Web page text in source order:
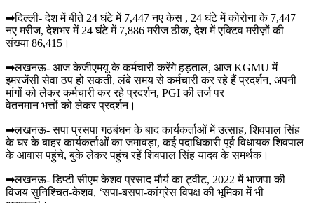
➡दिल्ली- देश में बीते 24 घंटे में 7,447 नए केस , 24 घंटे में कोरोना के 7,447
नए मरीज, देशभर में 24 घंटे में 7,886 मरीज ठीक, देश में एक्टिव मरीज़ों की
संख्या 86,415।
➡लखनऊ- आज केजीएमयू के कर्मचारी करेंगे हड़ताल, आज KGMU में
इमरजेंसी सेवा ठप हो सकती, लंबे समय से कर्मचारी कर रहे हैं प्रदर्शन, अपनी
मांगों को लेकर कर्मचारी कर रहे प्रदर्शन, PGI की तर्ज पर
वेतनमान भत्तों को लेकर प्रदर्शन।
➡लखनऊ- सपा प्रसपा गठबंधन के बाद कार्यकर्ताओं में उत्साह, शिवपाल सिंह
के घर के बाहर कार्यकर्ताओं का जमावड़ा, कई पदाधिकारी पूर्व विधायक शिवपाल
के आवास पहुंचे, बुके लेकर पहुंच रहें शिवपाल सिंह यादव के समर्थक।
➡लखनऊ- डिप्टी सीएम केशव प्रसाद मौर्य का ट्वीट, 2022 में भाजपा की
विजय सुनिश्चित-केशव, ‘सपा-बसपा-कांग्रेस विपक्ष की भूमिका में भी